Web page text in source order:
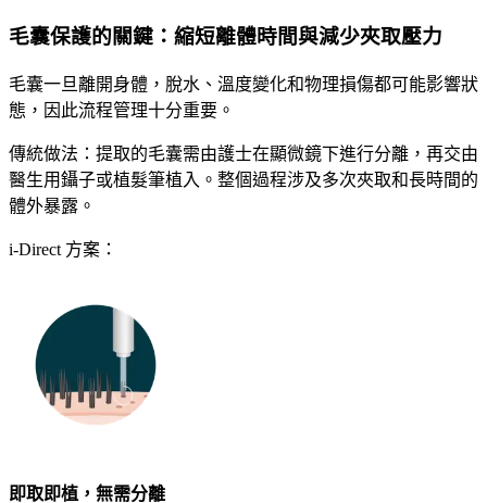
毛囊保護的關鍵：縮短離體時間與減少夾取壓力
毛囊一旦離開身體，脫水、溫度變化和物理損傷都可能影響狀
態，因此流程管理十分重要。
傳統做法： 提取的毛囊需由護士在顯微鏡下進行分離，再交由
醫生用鑷子或植髮筆植入。整個過程涉及多次夾取和長時間的
體外暴露。
i-Direct 方案：
即取即植，無需分離